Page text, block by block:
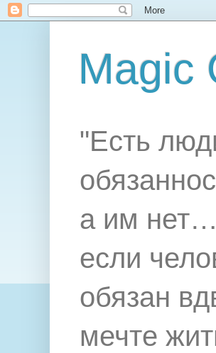
Magic
"Есть
а им
если
обязан
мечте